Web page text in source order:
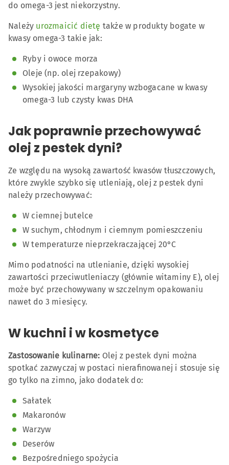
do omega-3 jest niekorzystny.
Należy urozmaicić dietę także w produkty bogate w
kwasy omega-3 takie jak:
Ryby i owoce morza
Oleje (np. olej rzepakowy)
Wysokiej jakości margaryny wzbogacane w kwasy
omega-3 lub czysty kwas DHA
Jak poprawnie przechowywać
olej z pestek dyni?
Ze względu na wysoką zawartość kwasów tłuszczowych,
które zwykle szybko się utleniają, olej z pestek dyni
należy przechowywać:
W ciemnej butelce
W suchym, chłodnym i ciemnym pomieszczeniu
W temperaturze nieprzekraczającej 20°C
Mimo podatności na utlenianie, dzięki wysokiej
zawartości przeciwutleniaczy (głównie witaminy E), olej
może być przechowywany w szczelnym opakowaniu
nawet do 3 miesięcy.
W kuchni i w kosmetyce
Zastosowanie kulinarne: Olej z pestek dyni można
spotkać zazwyczaj w postaci nierafinowanej i stosuje się
go tylko na zimno, jako dodatek do:
Sałatek
Makaronów
Warzyw
Deserów
Bezpośredniego spożycia